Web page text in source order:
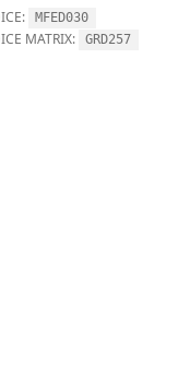
MFED030
MATRIX: GRD257